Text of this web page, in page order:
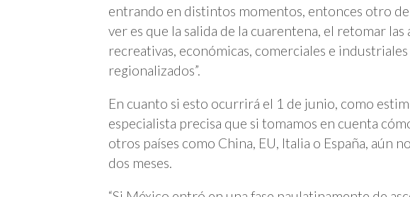
entrando en distintos momentos, entonces otro
ver es que la salida de la cuarentena, el retomar
recreativas, económicas, comerciales e
regionalizados”.
En cuanto si esto ocurrirá el 1 de junio, como
especialista precisa que si tomamos en cuenta
otros países como China, EU, Italia o España, aún
dos meses.